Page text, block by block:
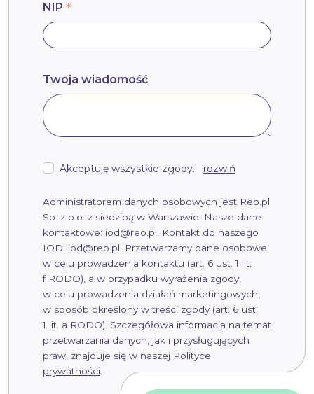
NIP
Twoja wiadomość
Akceptuję wszystkie zgody. rozwiń
Administratorem danych osobowych jest Reo.pl
Sp. z o.o. z siedzibą w Warszawie. Nasze dane
kontaktowe: iod@reo.pl. Kontakt do naszego
IOD: iod@reo.pl. Przetwarzamy dane osobowe
w celu prowadzenia kontaktu (art. 6 ust. 1 lit.
f RODO), a w przypadku wyrażenia zgody,
w celu prowadzenia działań marketingowych,
w sposób określony w treści zgody (art. 6 ust.
1 lit. a RODO). Szczegółowa informacja na temat
przetwarzania danych, jak i przysługujących
praw, znajduje się w naszej Polityce
prywatności